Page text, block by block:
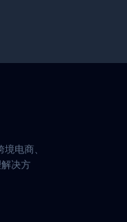
电商、
决方